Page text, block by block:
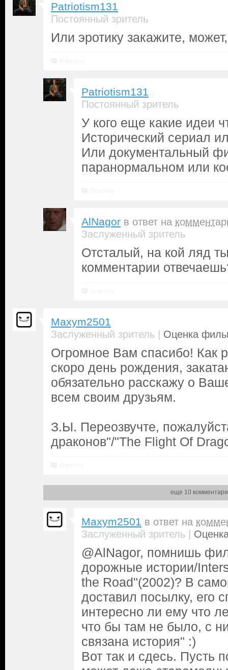
Patriotism131
Постоянный зритель
Или эротику закажите,
Patriotism131
Постоянный зритель
У кого еще какие идеи
Исторический сериал
Или документальный
паранормальном или
AlNagor в ответ на
Заслуженный зритель
Отсталый, на кой ляд
комментарии
Maxym2501
Заслуженный зритель | Оценка
Огромное Вам спасибо! Как
скоро день рождения,
обязательно расскажу о
всем своим друзьям.
З.Ы. Переозвучте,
драконов"/"The Flight Of
еще 10
Maxym2501 в ответ на
Заслуженный зритель |
@AlNagor, помнишь
дорожные истории/
the Road"(2002)? В
доставил посылку, его
интересно ли ему что
что бы там не было, с
связана история" :)
Вот так и сдесь. Пусть